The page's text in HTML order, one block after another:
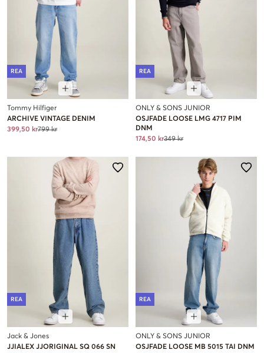
REA
Tommy Hilfiger
ARCHIVE VINTAGE DENIM
399,50 kr799 kr
REA
ONLY & SONS JUNIOR
OSJFADE LOOSE LMG 4717 PIM
DNM
174,50 kr349 kr
REA
Jack & Jones
JJIALEX JJORIGINAL SQ 066 SN
REA
ONLY & SONS JUNIOR
OSJFADE LOOSE MB 5015 TAI DNM